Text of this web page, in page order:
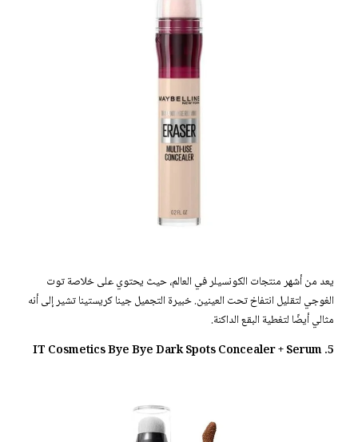
يعد من أشهر منتجات الكونسيلر في العالم، حيث يحتوي على خلاصة توت
الغوجي لتقليل انتفاخ تحت العينين. خبيرة التجميل جينا كريستينا تشير إلى أنه
مثالي أيضًا لتغطية البقع الداكنة.
5. IT Cosmetics Bye Bye Dark Spots Concealer + Serum